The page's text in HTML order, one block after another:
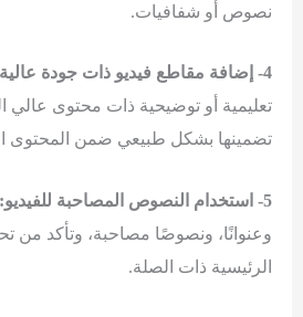
نصوص أو شفافيات.
4- إضافة مقاطع فيديو ذات جودة عالية:
تعليمية أو توضيحية ذات محتوى عالي
تضمينها بشكل طبيعي ضمن المحتوى
5- استخدام النصوص المصاحبة للفيديو:
وعنوانًا، ونصوصًا مصاحبة، وتأكد من
الرئيسية ذات الصلة.